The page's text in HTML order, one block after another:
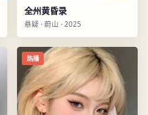
全州黄昏录
悬疑 · 蔚山 · 2025
热播